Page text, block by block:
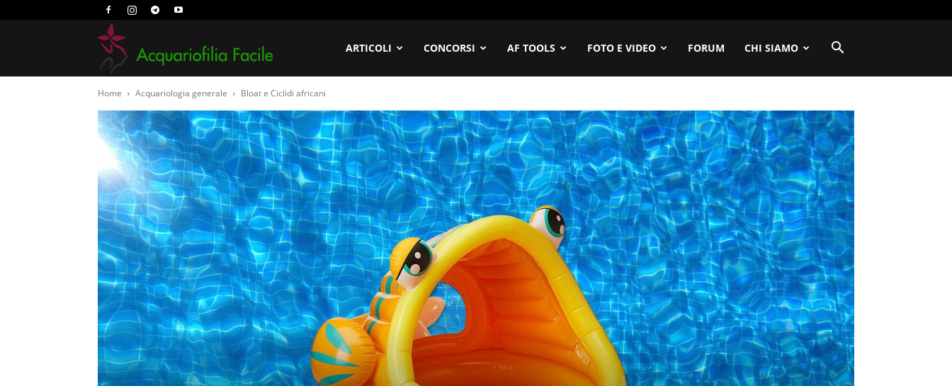
ARTICOLI CONCORSI AF TOOLS FOTO E VIDEO FORUM CHI SIAMO
Home Acquariologia generale Bloat e Ciclidi africani